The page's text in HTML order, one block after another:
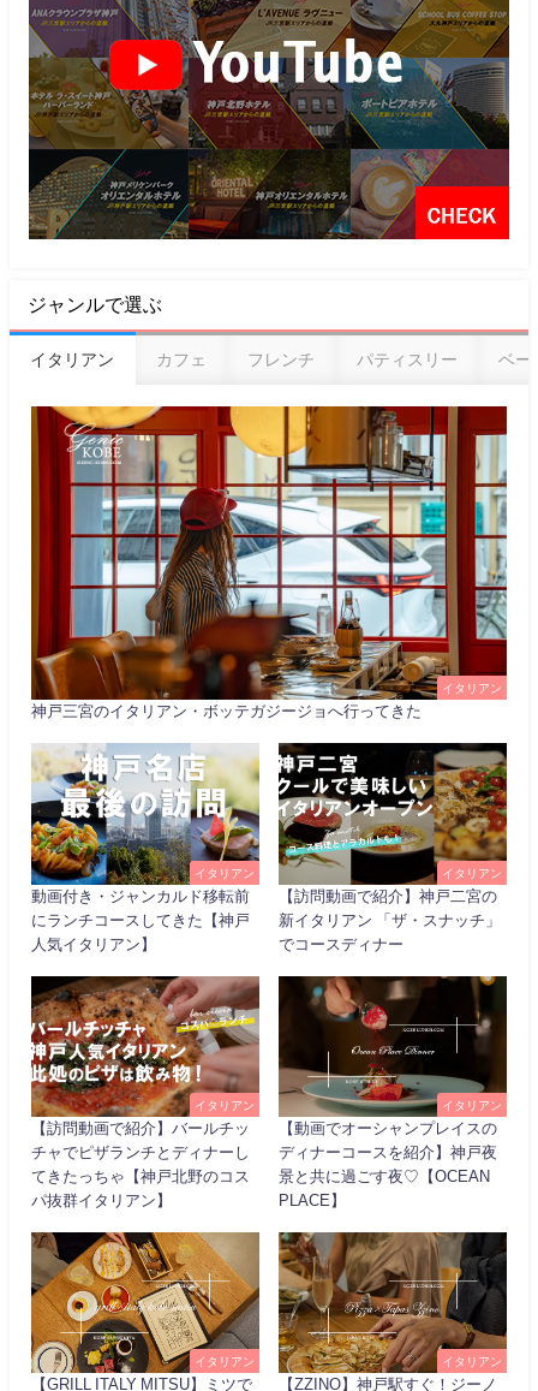
ジャンルで選ぶ
イタリアン カフェ フレンチ パティスリー ベー
イタリアン
神戸三宮のイタリアン・ボッテガジージョへ行ってきた
イタリアン
動画付き・ジャンカルド移転前
にランチコースしてきた【神戸
人気イタリアン】
イタリアン
【訪問動画で紹介】神戸二宮の
新イタリアン 「ザ・スナッチ」
でコースディナー
イタリアン
【訪問動画で紹介】バールチッ
チャでピザランチとディナーし
てきたっちゃ【神戸北野のコス
パ抜群イタリアン】
イタリアン
【動画でオーシャンプレイスの
ディナーコースを紹介】神戸夜
景と共に過ごす夜♡【OCEAN
PLACE】
イタリアン
【GRILL ITALY MITSU】ミツで
イタリアン
【ZZINO】神戸駅すぐ！ジーノ